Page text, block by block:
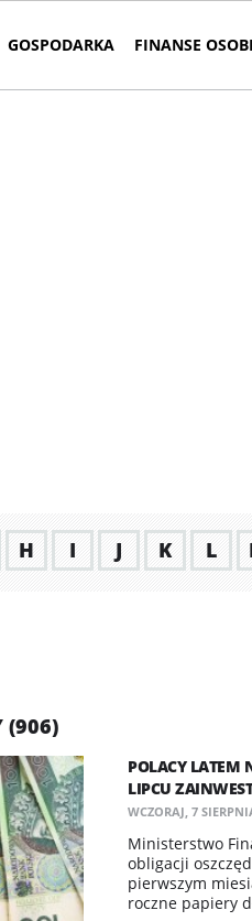
GOSPODARKA FINANSE
H I J K L
(906)
POLACY LATEM
LIPCU
WCZORAJ, 7
Ministerstwo
obligacji
pierwszym
roczne papiery